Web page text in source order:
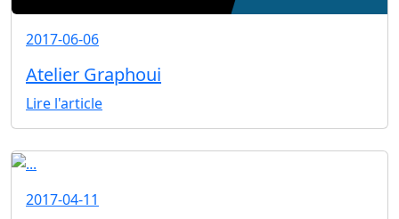
2017-06-06
Atelier Graphoui
Lire l'article
2017-04-11